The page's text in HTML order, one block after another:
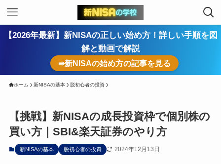
【2026年最新】新NISAの正しい始め方！詳しい手順を図
解と動画で解説
➡新NISAの始め方の記事を見る
ホーム 新NISAの基本 脱初心者の投資
【挑戦】新NISAの成長投資枠で個別株の
買い方｜SBI&楽天証券のやり方
新NISAの基本 脱初心者の投資 2024年12月13日